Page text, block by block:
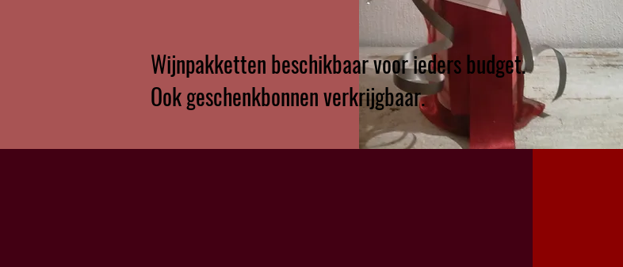
Wijnpakketten beschikbaar voor ieders budget.
Ook geschenkbonnen verkrijgbaar.